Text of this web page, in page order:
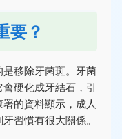
要？
移除牙菌斑。牙菌
硬化成牙結石，引
的資料顯示，成人
習慣有很大關係。